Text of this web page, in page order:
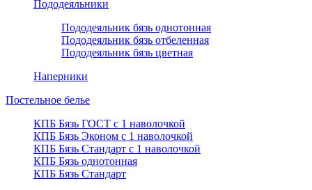
Пододеяльники
Пододеяльник бязь однотонная
Пододеяльник бязь отбеленная
Пододеяльник бязь цветная
Наперники
Постельное белье
КПБ Бязь ГОСТ c 1 наволочкой
КПБ Бязь Эконом с 1 наволочкой
КПБ Бязь Стандарт c 1 наволочкой
КПБ Бязь однотонная
КПБ Бязь Стандарт